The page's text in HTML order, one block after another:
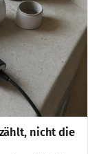
nicht die